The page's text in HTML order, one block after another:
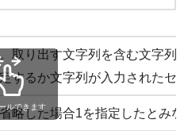
取り出す文字列を含む文字列
するか文字列が入力されたセ
略した場合1を指定したとみな
ルできます